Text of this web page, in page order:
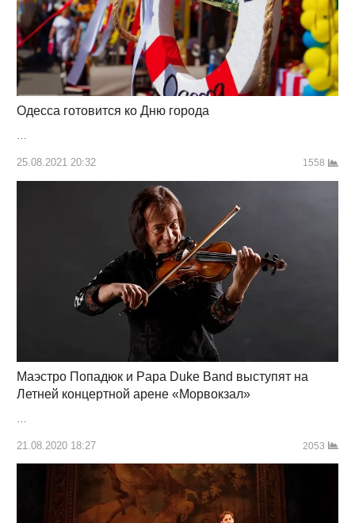
Одесса готовится ко Дню города
25.08.2021 20:32 1558
Маэстро Попадюк и Papa Duke Band выступят на
Летней концертной арене «Морвокзал»
21.08.2020 18:27 2053